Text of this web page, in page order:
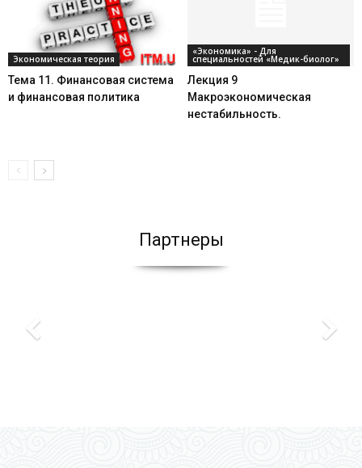
Экономическая теория
Тема 11. Финансовая система
и финансовая политика
«Экономика» - Для
специальностей «Медик-биолог»
Лекция 9
Макроэкономическая
нестабильность.
Партнеры